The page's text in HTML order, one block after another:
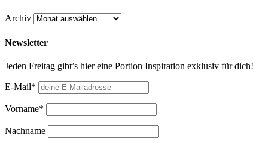
Archiv
Newsletter
Jeden Freitag gibt’s hier eine Portion Inspiration exklusiv für dich!
E-Mail*
Vorname*
Nachname